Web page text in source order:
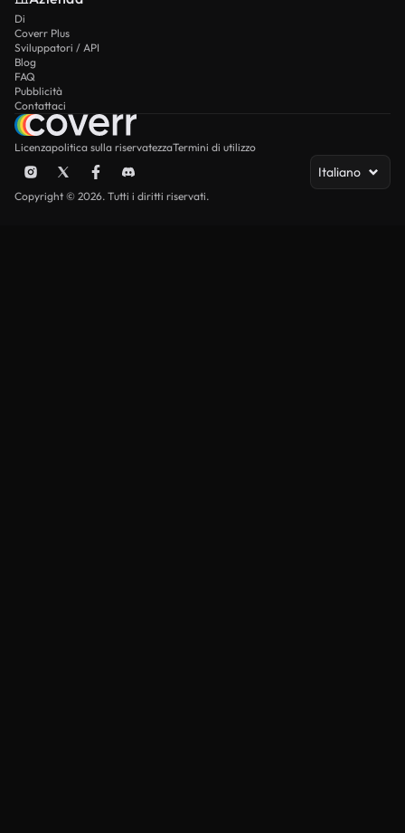
Di
Coverr Plus
Sviluppatori / API
Blog
FAQ
Pubblicità
Contattaci
Licenzapolitica sulla riservatezzaTermini di utilizzo
Italiano
Copyright © 2026. Tutti i diritti riservati.